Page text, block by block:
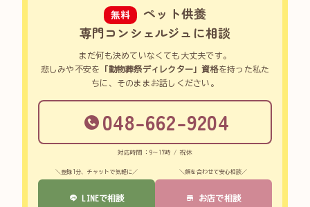
無料
ペット供養
専門コンシェルジュに相談
まだ何も決めていなくても大丈夫です。
悲しみや不安を
「動物葬祭ディレクター」資格を持った私た
ちに、そのままお話しください。
048-662-9204
対応時間：9～17時 / 祝休
＼登録1分、チャットで気軽に／
LINEで相談
＼顔を合わせて安心相談／
お店で相談